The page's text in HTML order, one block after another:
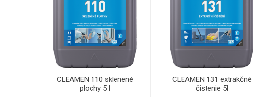
CLEAMEN 110 sklenené
plochy 5 l
CLEAMEN 131 extrakčné
čistenie 5l